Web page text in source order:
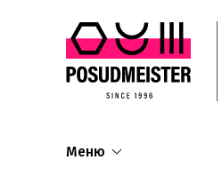
Меню